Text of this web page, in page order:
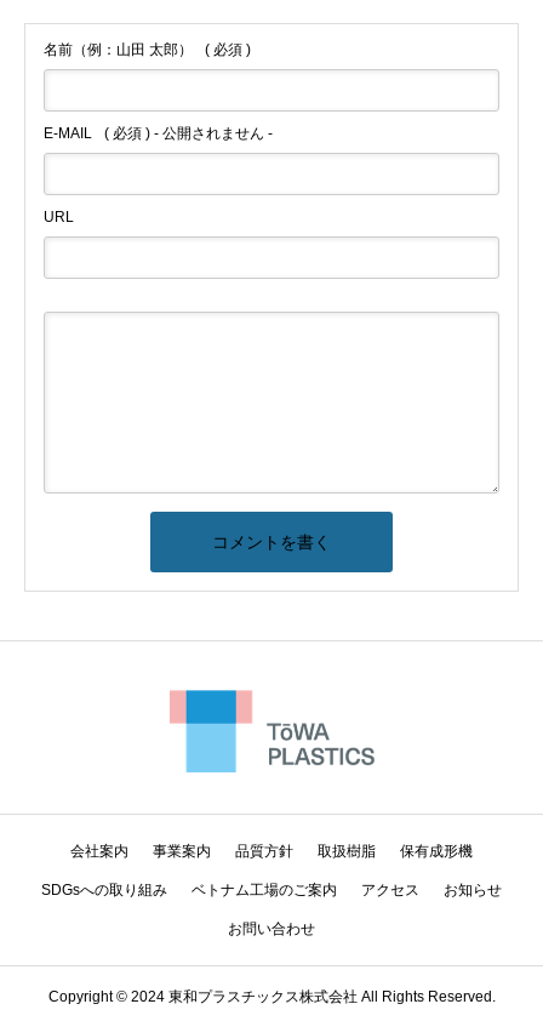
名前（例：山田 太郎） ( 必須 )
E-MAIL ( 必須 ) - 公開されません -
URL
会社案内 事業案内 品質方針 取扱樹脂 保有成形機
SDGsへの取り組み ベトナム工場のご案内 アクセス お知らせ
お問い合わせ
Copyright © 2024 東和プラスチックス株式会社 All Rights Reserved.